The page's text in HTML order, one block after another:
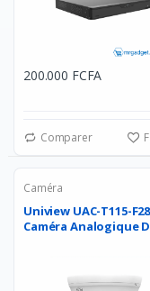
200.000 FCFA
Comparer
Caméra
Uniview UAC-T115-
Caméra Analogique